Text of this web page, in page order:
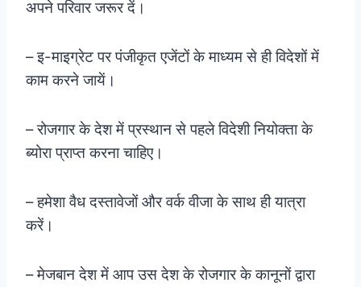
अपने परिवार जरूर दें।
– इ-माइग्रेट पर पंजीकृत एजेंटों के माध्यम से ही विदेशों में
काम करने जायें।
– रोजगार के देश में प्रस्थान से पहले विदेशी नियोक्ता के
ब्योरा प्राप्त करना चाहिए।
– हमेशा वैध दस्तावेजों और वर्क वीजा के साथ ही यात्रा
करें।
– मेजबान देश में आप उस देश के रोजगार के कानूनों द्वारा